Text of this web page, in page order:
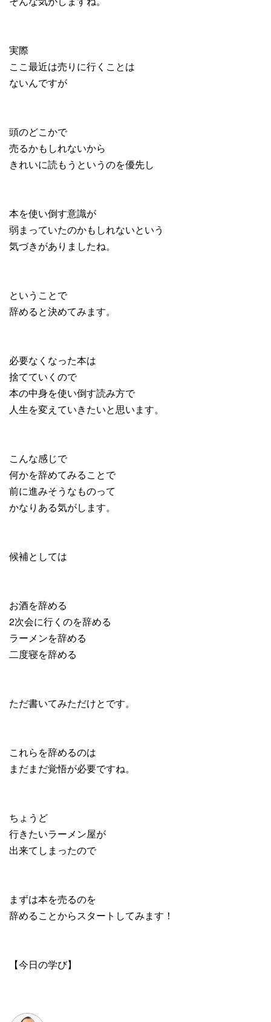
実際
ここ最近は売りに行くことは
ないんですが
頭のどこかで
売るかもしれないから
きれいに読もうというのを優先し
本を使い倒す意識が
弱まっていたのかもしれないという
気づきがありましたね。
ということで
辞めると決めてみます。
必要なくなった本は
捨てていくので
本の中身を使い倒す読み方で
人生を変えていきたいと思います。
こんな感じで
何かを辞めてみることで
前に進みそうなものって
かなりある気がします。
候補としては
お酒を辞める
2次会に行くのを辞める
ラーメンを辞める
二度寝を辞める
ただ書いてみただけとです。
これらを辞めるのは
まだまだ覚悟が必要ですね。
ちょうど
行きたいラーメン屋が
出来てしまったので
まずは本を売るのを
辞めることからスタートしてみます！
【今日の学び】